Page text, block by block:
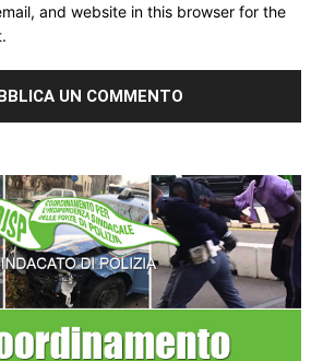
and website in this browser for the